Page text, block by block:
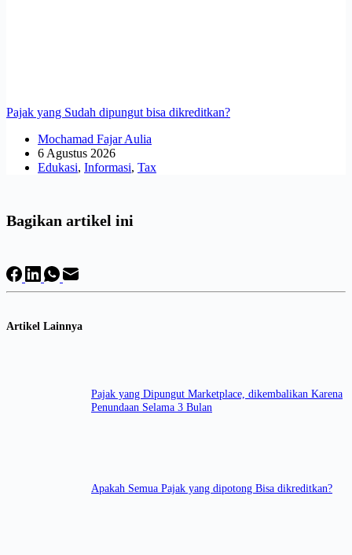
Pajak yang Sudah dipungut bisa dikreditkan?
Mochamad Fajar Aulia
6 Agustus 2026
Edukasi, Informasi, Tax
Bagikan artikel ini
Artikel Lainnya
Pajak yang Dipungut Marketplace, dikembalikan Karena
Penundaan Selama 3 Bulan
Apakah Semua Pajak yang dipotong Bisa dikreditkan?